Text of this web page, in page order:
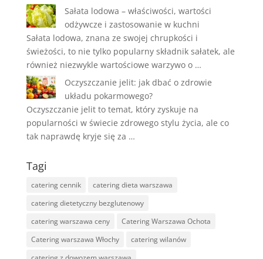
Sałata lodowa – właściwości, wartości
odżywcze i zastosowanie w kuchni
Sałata lodowa, znana ze swojej chrupkości i
świeżości, to nie tylko popularny składnik sałatek, ale
również niezwykle wartościowe warzywo o …
Oczyszczanie jelit: jak dbać o zdrowie
układu pokarmowego?
Oczyszczanie jelit to temat, który zyskuje na
popularności w świecie zdrowego stylu życia, ale co
tak naprawdę kryje się za …
Tagi
catering cennik
catering dieta warszawa
catering dietetyczny bezglutenowy
catering warszawa ceny
Catering Warszawa Ochota
Catering warszawa Włochy
catering wilanów